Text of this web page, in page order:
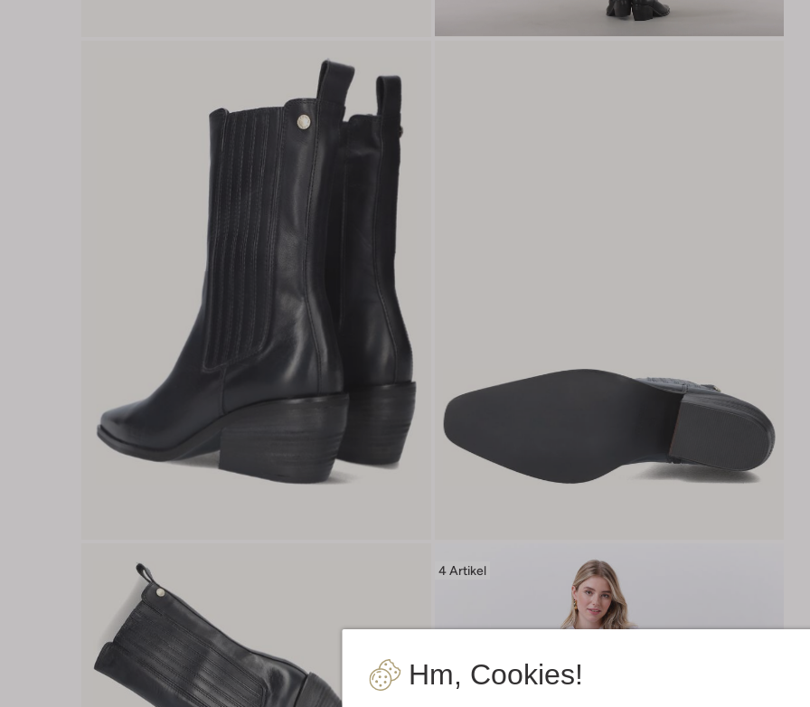
Hm, Cookies!
4 Artikel